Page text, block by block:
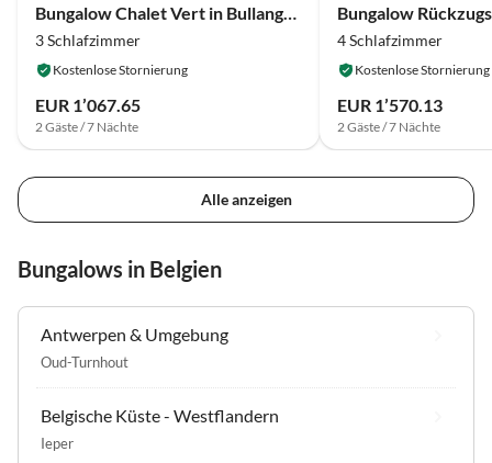
Bungalow Chalet Vert in Bullange mit Whirlpool
3 Schlafzimmer
Kostenlose Stornierung
EUR 1’067.65
2 Gäste / 7 Nächte
4 Schlafzimmer
Kostenlose Stornierung
EUR 1’570.13
2 Gäste / 7 Nächte
Alle anzeigen
Bungalows in Belgien
Antwerpen & Umgebung
Oud-Turnhout
Belgische Küste - Westflandern
Ieper